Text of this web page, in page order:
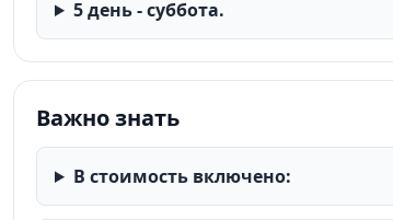
5 день - суббота.
Важно знать
В стоимость включено: